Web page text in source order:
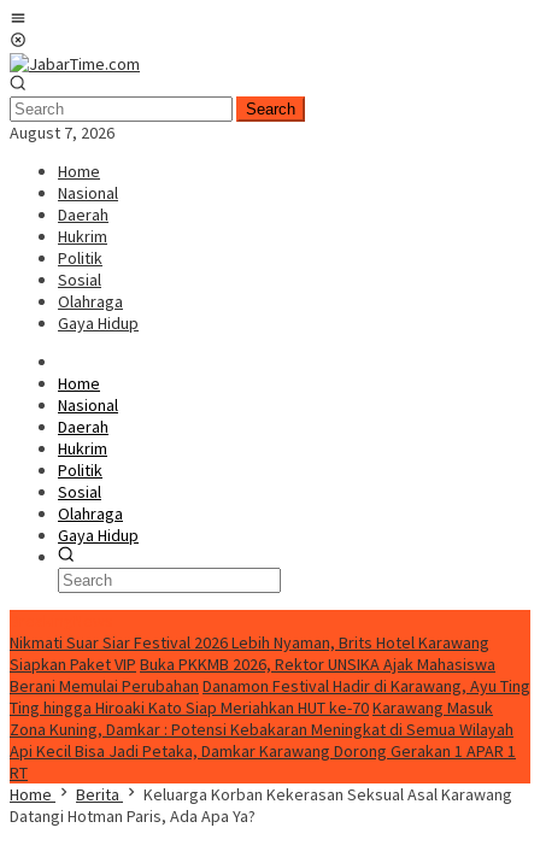
Skip
to
content
Search
August 7, 2026
Home
Nasional
Daerah
Hukrim
Politik
Sosial
Olahraga
Gaya Hidup
Home
Nasional
Daerah
Hukrim
Politik
Sosial
Olahraga
Gaya Hidup
Nikmati Suar Siar Festival 2026 Lebih Nyaman, Brits Hotel Karawang
Siapkan Paket VIP Buka PKKMB 2026, Rektor UNSIKA Ajak Mahasiswa
Berani Memulai Perubahan Danamon Festival Hadir di Karawang, Ayu Ting
Ting hingga Hiroaki Kato Siap Meriahkan HUT ke-70Karawang Masuk
Zona Kuning, Damkar : Potensi Kebakaran Meningkat di Semua Wilayah
Api Kecil Bisa Jadi Petaka, Damkar Karawang Dorong Gerakan 1 APAR 1
RT
Home
Berita
Keluarga Korban Kekerasan Seksual Asal Karawang
Datangi Hotman Paris, Ada Apa Ya?